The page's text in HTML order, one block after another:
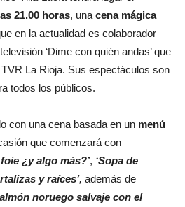
21.00 horas, una cena mágica
en la actualidad es colaborador
‘Dime con quién andas’ que
La Rioja. Sus espectáculos son
todos los públicos.
con una cena basada en un menú
que comenzará con
¿y algo más?’, ‘Sopa de
y raíces’, además de
noruego salvaje con el